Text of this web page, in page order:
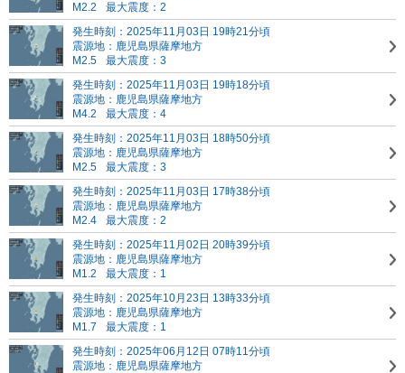
M2.2
最大震度：2
発生時刻：2025年11月03日 19時21分頃
震源地：鹿児島県薩摩地方
M2.5
最大震度：3
発生時刻：2025年11月03日 19時18分頃
震源地：鹿児島県薩摩地方
M4.2
最大震度：4
発生時刻：2025年11月03日 18時50分頃
震源地：鹿児島県薩摩地方
M2.5
最大震度：3
発生時刻：2025年11月03日 17時38分頃
震源地：鹿児島県薩摩地方
M2.4
最大震度：2
発生時刻：2025年11月02日 20時39分頃
震源地：鹿児島県薩摩地方
M1.2
最大震度：1
発生時刻：2025年10月23日 13時33分頃
震源地：鹿児島県薩摩地方
M1.7
最大震度：1
発生時刻：2025年06月12日 07時11分頃
震源地：鹿児島県薩摩地方